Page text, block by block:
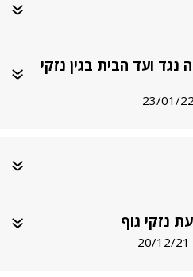
ועד הבית בגין נזקי
23/01/22
נזקי גוף
20/12/21